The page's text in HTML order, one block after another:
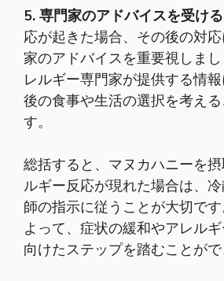
5. 専門家のアドバイスを受ける
応が起きた場合、その後の対
家のアドバイスを重要視しま
レルギー専門家が提供する情
後の食事や生活の選択を考え
す。
総括すると、マヌカハニーを
ルギー反応が現れた場合は、
師の指示に従うことが大切で
よって、症状の緩和やアレル
向けたステップを踏むことがで